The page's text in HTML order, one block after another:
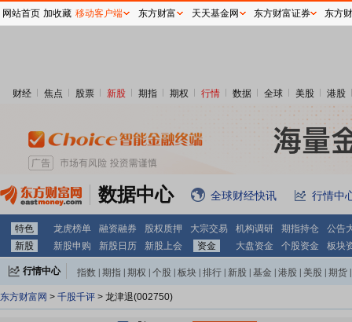
财经 焦点 股票 新股 期指 期权 行情 数据 全球 美股 港股
数据中心 全球财经快讯 行情中
特色 龙虎榜单 融资融券 股权质押 大宗交易 机构调研 期指持仓
公告
新股
新股申购 新股日历 新股上会 资金 大盘资金 个股资金 板块
行情中心 指数 期指 期权 个股 板块 排行 新股 基金 港股 美股 期货
东方财富网 > 千股千评 > 龙津退(002750)
网站首页 加收藏 移动客户端 东方财富 天天基金网 东方财富证券 东方